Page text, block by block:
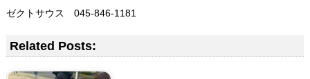
ゼクトサウス 045-846-1181
Related Posts: